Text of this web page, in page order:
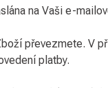
na Vaši e-
převezmete. V
platby.